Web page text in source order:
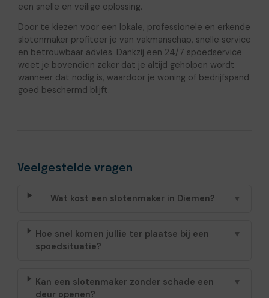
een snelle en veilige oplossing.
Door te kiezen voor een lokale, professionele en erkende
slotenmaker profiteer je van vakmanschap, snelle service
en betrouwbaar advies. Dankzij een 24/7 spoedservice
weet je bovendien zeker dat je altijd geholpen wordt
wanneer dat nodig is, waardoor je woning of bedrijfspand
goed beschermd blijft.
Veelgestelde vragen
Wat kost een slotenmaker in Diemen? ▼
Hoe snel komen jullie ter plaatse bij een
spoedsituatie?
▼
Kan een slotenmaker zonder schade een
deur openen?
▼